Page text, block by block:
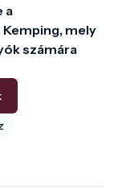
a
mely
számára